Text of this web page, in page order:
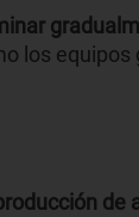
los equipos
de